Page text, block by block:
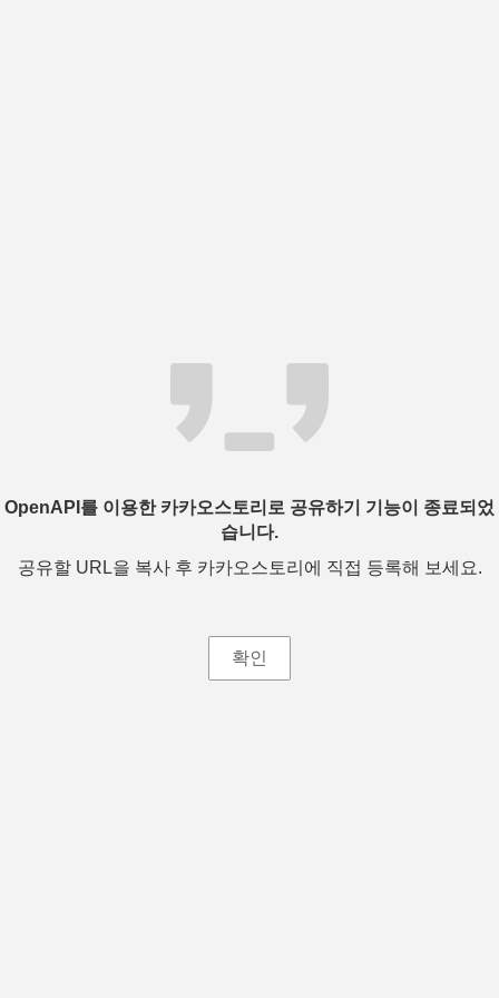
OpenAPI를 이용한 카카오스토리로 공유하기 기능이 종료되었
습니다.
공유할 URL을 복사 후 카카오스토리에 직접 등록해 보세요.
확인